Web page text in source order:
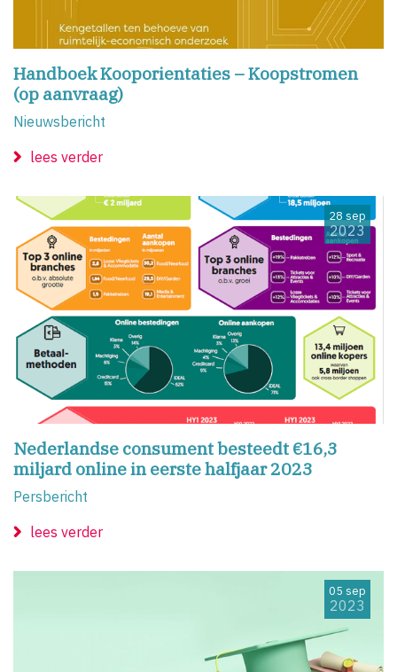
Handboek Kooporientaties – Koopstromen
(op aanvraag)
Nieuwsbericht
lees verder
Nederlandse consument besteedt €16,3
miljard online in eerste halfjaar 2023
Persbericht
28 sep
2023
lees verder
05 sep
2023